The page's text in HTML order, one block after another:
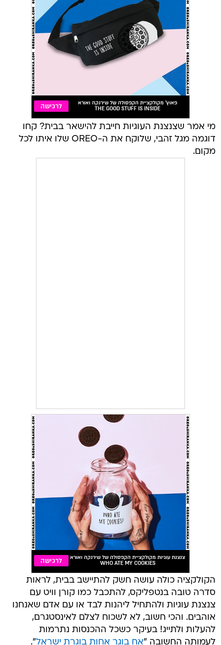
מי אמר שצנצנת העוגיות חייבת להישאר בבית? קחו
דוגמה מגל זהבי, שלוקח את ה-OREO שלו איתו לכל
מקום.
הקולקציה כולה עושה חשק להתיישב בבית, לראות
סדרה טובה בנטפליקס, להתכבל כמו קורן וויט עם
צנצנת עוגיות ולהתחיל ליהנות לבד או עם אדם שאנחנו
אוהבים. והכי חשוב, לא לשכוח לצלם לאינסטגרם,
להעלות ולתייג! בעיקר כשכל ההכנסות נתרמות
לעמותה החשובה "אח בוגר אחות בוגרת ישראל".